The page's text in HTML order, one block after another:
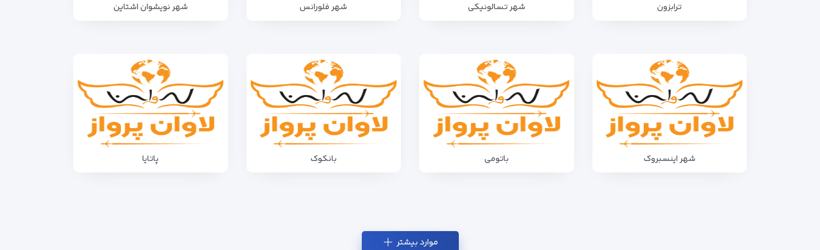
ترابزون شهر تسالونیکی شهر فلورانس شهر نویشوان اشتاین
شهر اینسبروک باتومی بانکوک پاتایا
موارد بیشتر